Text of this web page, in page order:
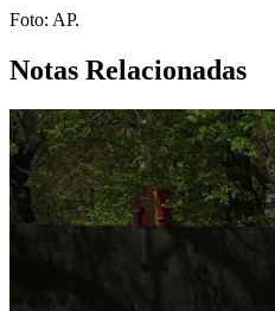
Foto: AP.
Notas Relacionadas